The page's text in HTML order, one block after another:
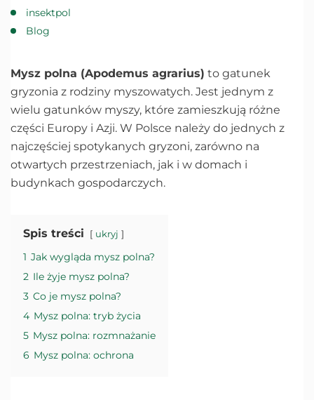
insektpol
Blog
Mysz polna (Apodemus agrarius) to gatunek
gryzonia z rodziny myszowatych. Jest jednym z
wielu gatunków myszy, które zamieszkują różne
części Europy i Azji. W Polsce należy do jednych z
najczęściej spotykanych gryzoni, zarówno na
otwartych przestrzeniach, jak i w domach i
budynkach gospodarczych.
Spis treści ukryj
1 Jak wygląda mysz polna?
2 Ile żyje mysz polna?
3 Co je mysz polna?
4 Mysz polna: tryb życia
5 Mysz polna: rozmnażanie
6 Mysz polna: ochrona